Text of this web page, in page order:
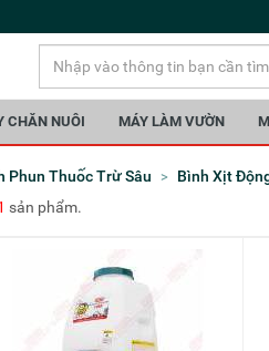
CHĂN NUÔI MÁY LÀM VƯỜN
Phun Thuốc Trừ Sâu Bình Xịt
sản phẩm.